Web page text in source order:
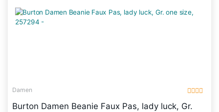
Damen
Burton Damen Beanie Faux Pas, lady luck, Gr.